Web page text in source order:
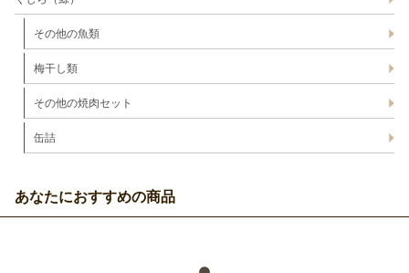
その他の魚類
梅干し類
その他の焼肉セット
缶詰
あなたにおすすめの商品